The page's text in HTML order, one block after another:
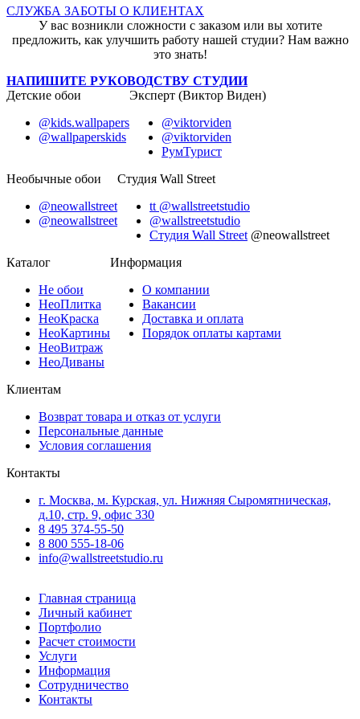
СЛУЖБА ЗАБОТЫ О КЛИЕНТАХ
У вас возникли сложности с заказом или вы хотите
предложить, как улучшить работу нашей студии? Нам важно
это знать!
НАПИШИТЕ РУКОВОДСТВУ СТУДИИ
Детские обои
@kids.wallpapers
@wallpaperskids
Эксперт (Виктор Виден)
@viktorviden
@viktorviden
РумТурист
Необычные обои
@neowallstreet
@neowallstreet
Студия Wall Street
tt @wallstreetstudio
@wallstreetstudio
Студия Wall Street @neowallstreet
Каталог
Не обои
НеоПлитка
НеоКраска
НеоКартины
НеоВитраж
НеоДиваны
Информация
О компании
Вакансии
Доставка и оплата
Порядок оплаты картами
Клиентам
Возврат товара и отказ от услуги
Персональные данные
Условия соглашения
Контакты
г. Москва, м. Курская, ул. Нижняя Сыромятническая,
д.10, стр. 9, офис 330
8 495 374-55-50
8 800 555-18-06
info@wallstreetstudio.ru
Главная страница
Личный кабинет
Портфолио
Расчет стоимости
Услуги
Информация
Сотрудничество
Контакты